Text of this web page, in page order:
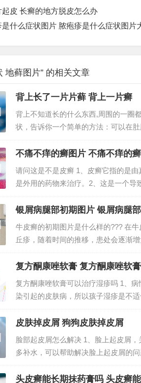
起皮 长癣的地方脱皮怎么办
是什么症状图片 脓疱疹是什么症状图片
地藓图片” 的相关文章
背上长了一片片藓 背上一片癣
背上不知道长的什么东西,周围的一圈
状，告诉你一个简单的方法：可以在
放心，不会有啥副作用的。2、青春
多。但这种皮脂带不只脸部有，背...
不痛不痒的癣图片 不痛不痒的
请问这是不是皮癣 1、皮癣它指的是
是外用的药物来治疗。2、这是一个导
生是导致皮肤感染致病菌而引起癣的
皮肤被致病菌感染。3、典型的`面癣诊
银屑病腿部初期图片 银屑病腿
牛皮癣的初期图片是什么样的??? 在
丘疹，随着时间的推移，患处会逐渐
会继发红皮病型银屑病，有时会有少
性皮肤病，又称银屑病。其特征...
复方酮康唑软膏 复方酮康唑软
复方酮康唑软膏可以治疗湿疹吗 1、
染引起的皮肤病，所以孩子湿疹是不
的小红丘疹或红斑，逐渐增多，并可
膏：经过相关试验表明，酮康唑对于湿
皮肤掉皮屑 狗狗皮肤掉皮屑
脸部起皮屑怎么解决 1、脸上起皮屑
多补水，可以帮助解决脸上起皮屑的
皮肤爱起皮屑的朋友来说，应该尽量
角质层缺水比较严重以后而导致，可
头皮癣能长期抹药膏吗 头皮癣